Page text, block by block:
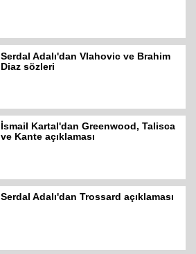
Serdal Adalı'dan Vlahovic ve Brahim
Diaz sözleri
İsmail Kartal'dan Greenwood, Talisca
ve Kante açıklaması
Serdal Adalı'dan Trossard açıklaması